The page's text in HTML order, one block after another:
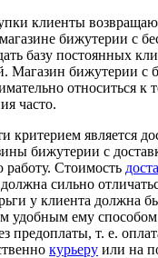
клиенты
бижутерии с
базу постоянных
Магазин бижутерии с
относиться к
часто.
критерием является
бижутерии с
Стоимость
сильно
у клиента должна
удобным ему
предоплаты, т. е.
курьеру или на